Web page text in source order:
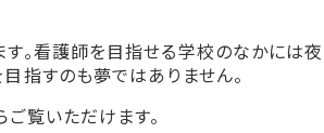
。看護師を目指せる学校のなかには夜
指すのも夢ではありません。
ご覧いただけます。